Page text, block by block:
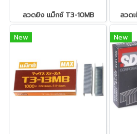
ลวดยิง แม็กซ์ T3-10MB ลวด
New New